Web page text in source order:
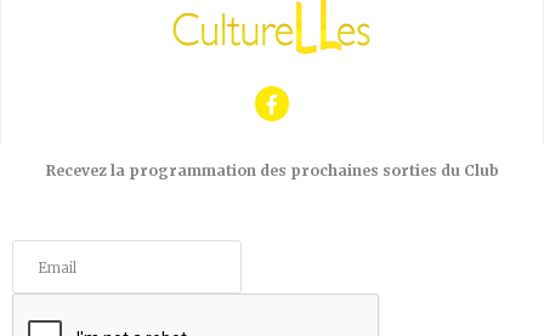
Recevez la programmation des prochaines sorties du Club